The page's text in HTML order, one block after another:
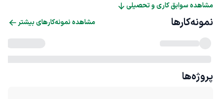
مشاهده سوابق کاری و تحصیلی
نمونه‌کارها مشاهده نمونه‌کارهای بیشتر
پروژه‌ها